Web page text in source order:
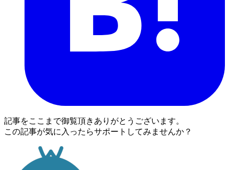
記事をここまで御覧頂きありがとうございます。
この記事が気に入ったらサポートしてみませんか？